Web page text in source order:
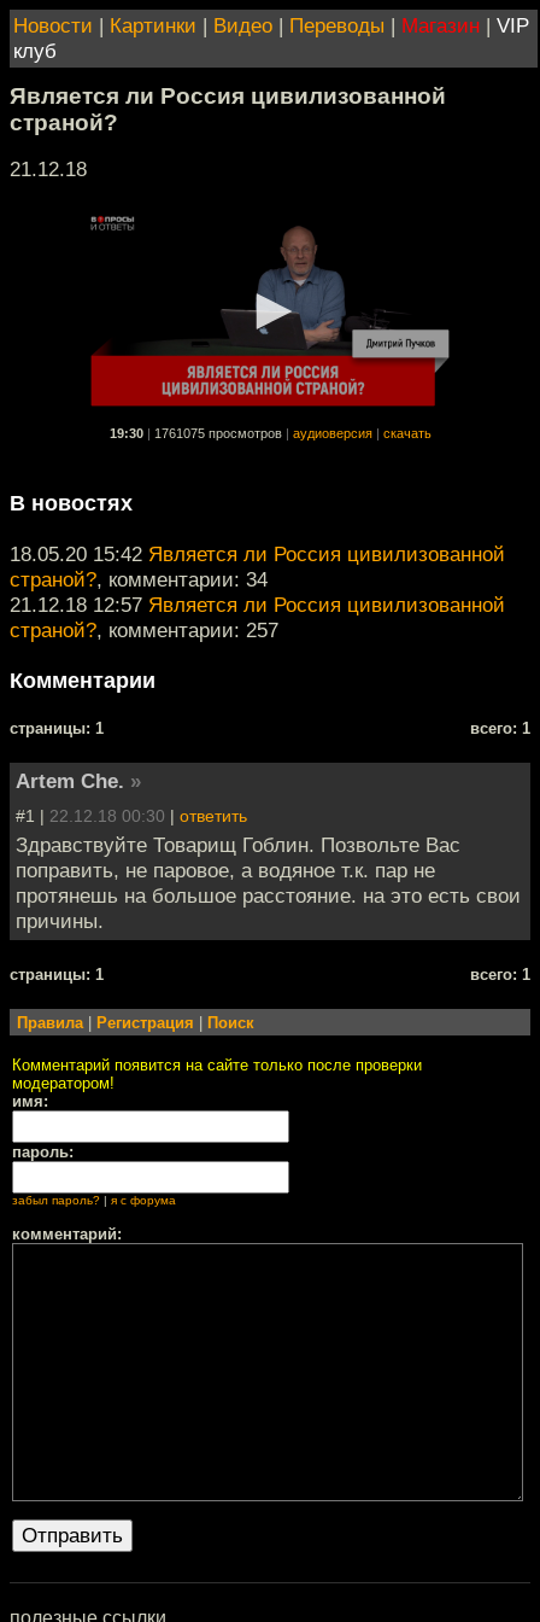
Новости | Картинки | Видео | Переводы | Магазин | VIP
клуб
Является ли Россия цивилизованной
страной?
21.12.18
19:30 1761075 просмотров аудиоверсия скачать
В новостях
18.05.20 15:42 Является ли Россия цивилизованной
страной?, комментарии: 34
21.12.18 12:57 Является ли Россия цивилизованной
страной?, комментарии: 257
Комментарии
cтраницы: 1 всего: 1
Artem Che. »
#1 | 22.12.18 00:30 | ответить
Здравствуйте Товарищ Гоблин. Позвольте Вас
поправить, не паровое, а водяное т.к. пар не
протянешь на большое расстояние. на это есть свои
причины.
cтраницы: 1 всего: 1
Правила| Регистрация Поиск
Комментарий появится на сайте только после проверки
модератором!
имя:
пароль:
забыл пароль? я с форума
комментарий: